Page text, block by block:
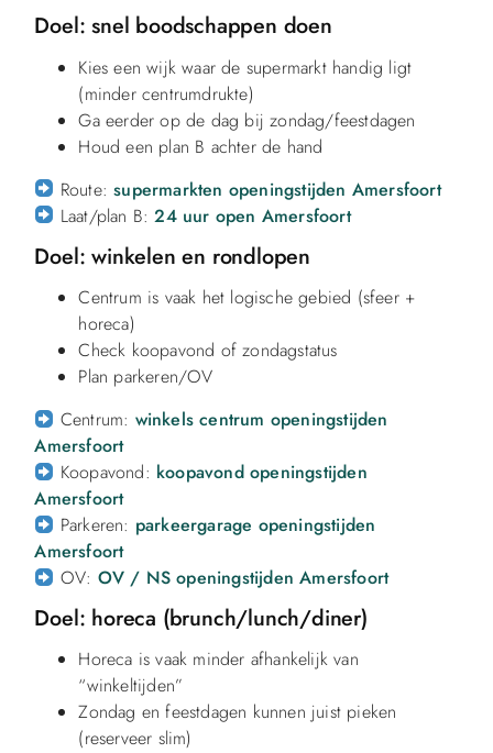
Doel: snel boodschappen doen
Kies een wijk waar de supermarkt handig ligt
(minder centrumdrukte)
Ga eerder op de dag bij zondag/feestdagen
Houd een plan B achter de hand
Route:supermarkten openingstijden Amersfoort
Laat/plan B:24 uur open Amersfoort
Doel: winkelen en rondlopen
Centrum is vaak het logische gebied (sfeer +
horeca)
Check koopavond of zondagstatus
Plan parkeren/OV
Centrum: winkels centrum openingstijden
Amersfoort
Koopavond: koopavond openingstijden
Amersfoort
Parkeren: parkeergarage openingstijden
Amersfoort
OV: OV / NS openingstijden Amersfoort
Doel: horeca (brunch/lunch/diner)
Horeca is vaak minder afhankelijk van
“winkeltijden”
Zondag en feestdagen kunnen juist pieken
(reserveer slim)